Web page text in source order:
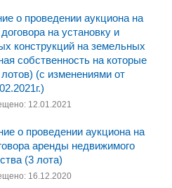
о проведении аукциона на
на установку и
конструкций на земельных
собственность на которые
(с изменениями от
12.01.2021
о проведении аукциона на
аренды недвижимого
(3 лота)
16.12.2020